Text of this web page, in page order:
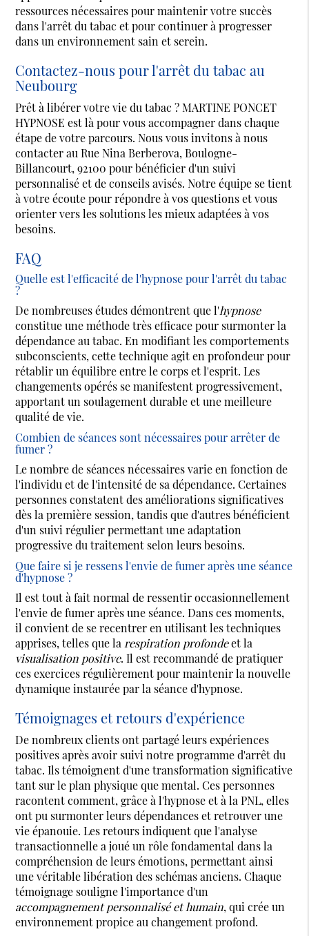
ressources nécessaires pour maintenir votre succès
dans l'arrêt du tabac et pour continuer à progresser
dans un environnement sain et serein.
Contactez-nous pour l'arrêt du tabac au
Neubourg
Prêt à libérer votre vie du tabac ? MARTINE PONCET
HYPNOSE est là pour vous accompagner dans chaque
étape de votre parcours. Nous vous invitons à nous
contacter au Rue Nina Berberova, Boulogne-
Billancourt, 92100 pour bénéficier d'un suivi
personnalisé et de conseils avisés. Notre équipe se tient
à votre écoute pour répondre à vos questions et vous
orienter vers les solutions les mieux adaptées à vos
besoins.
FAQ
Quelle est l'efficacité de l'hypnose pour l'arrêt du tabac
?
De nombreuses études démontrent que l'hypnose
constitue une méthode très efficace pour surmonter la
dépendance au tabac. En modifiant les comportements
subconscients, cette technique agit en profondeur pour
rétablir un équilibre entre le corps et l'esprit. Les
changements opérés se manifestent progressivement,
apportant un soulagement durable et une meilleure
qualité de vie.
Combien de séances sont nécessaires pour arrêter de
fumer ?
Le nombre de séances nécessaires varie en fonction de
l'individu et de l'intensité de sa dépendance. Certaines
personnes constatent des améliorations significatives
dès la première session, tandis que d'autres bénéficient
d'un suivi régulier permettant une adaptation
progressive du traitement selon leurs besoins.
Que faire si je ressens l'envie de fumer après une séance
d'hypnose ?
Il est tout à fait normal de ressentir occasionnellement
l'envie de fumer après une séance. Dans ces moments,
il convient de se recentrer en utilisant les techniques
apprises, telles que la respiration profondeet la
visualisation positive. Il est recommandé de pratiquer
ces exercices régulièrement pour maintenir la nouvelle
dynamique instaurée par la séance d'hypnose.
Témoignages et retours d'expérience
De nombreux clients ont partagé leurs expériences
positives après avoir suivi notre programme d'arrêt du
tabac. Ils témoignent d'une transformation significative
tant sur le plan physique que mental. Ces personnes
racontent comment, grâce à l'hypnose et à la PNL, elles
ont pu surmonter leurs dépendances et retrouver une
vie épanouie. Les retours indiquent que l'analyse
transactionnelle a joué un rôle fondamental dans la
compréhension de leurs émotions, permettant ainsi
une véritable libération des schémas anciens. Chaque
témoignage souligne l'importance d'un
accompagnement personnalisé et humain, qui crée un
environnement propice au changement profond.